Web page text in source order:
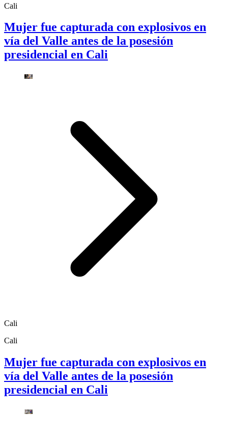
Cali
Mujer fue capturada con explosivos en
vía del Valle antes de la posesión
presidencial en Cali
Cali
Cali
Mujer fue capturada con explosivos en
vía del Valle antes de la posesión
presidencial en Cali